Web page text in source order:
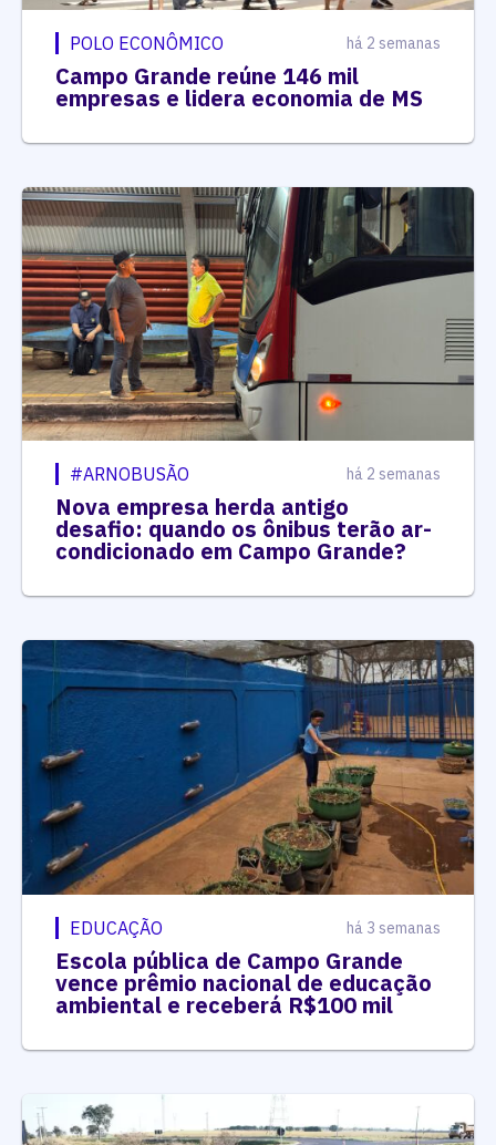
POLO ECONÔMICO há 2 semanas
Campo Grande reúne 146 mil
empresas e lidera economia de MS
#ARNOBUSÃO há 2 semanas
Nova empresa herda antigo
desafio: quando os ônibus terão ar-
condicionado em Campo Grande?
EDUCAÇÃO há 3 semanas
Escola pública de Campo Grande
vence prêmio nacional de educação
ambiental e receberá R$100 mil